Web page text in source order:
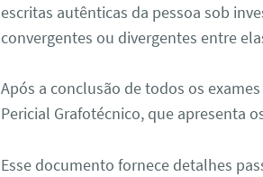
escritas autênticas da pessoa sob
convergentes ou divergentes entre
Após a conclusão de todos os
Pericial Grafotécnico, que apresenta
Esse documento fornece detalhes